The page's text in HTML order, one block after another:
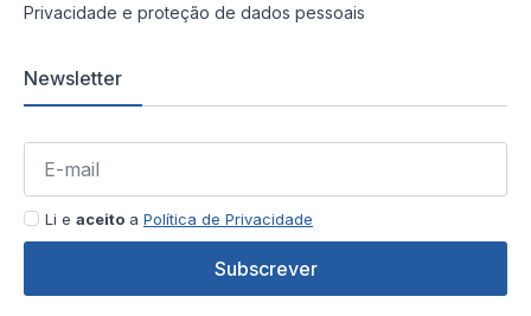
Privacidade e proteção de dados pessoais
Newsletter
Li e aceito a Política de Privacidade
Subscrever